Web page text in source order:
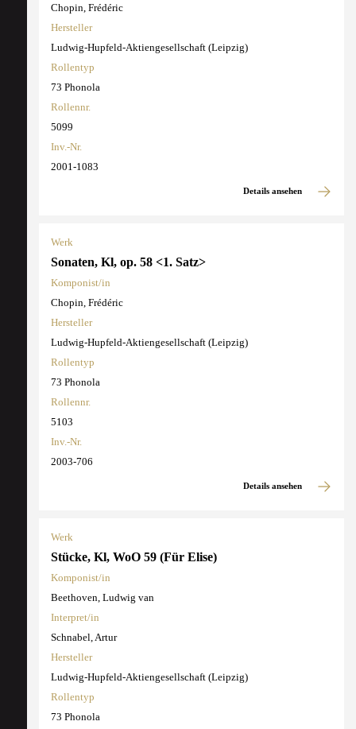
Chopin, Frédéric
Hersteller
Ludwig-Hupfeld-Aktiengesellschaft (Leipzig)
Rollentyp
73 Phonola
Rollennr.
5099
Inv.-Nr.
2001-1083
Details ansehen
Werk
Sonaten, Kl, op. 58 <1. Satz>
Komponist/in
Chopin, Frédéric
Hersteller
Ludwig-Hupfeld-Aktiengesellschaft (Leipzig)
Rollentyp
73 Phonola
Rollennr.
5103
Inv.-Nr.
2003-706
Details ansehen
Werk
Stücke, Kl, WoO 59 (Für Elise)
Komponist/in
Beethoven, Ludwig van
Interpret/in
Schnabel, Artur
Hersteller
Ludwig-Hupfeld-Aktiengesellschaft (Leipzig)
Rollentyp
73 Phonola